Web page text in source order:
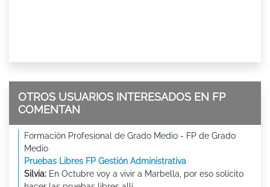
OTROS USUARIOS INTERESADOS EN FP
COMENTAN
Formación Profesional de Grado Medio - FP de Grado
Medio
Pruebas Libres FP Gestión Administrativa
Silvia: En Octubre voy a vivir a Marbella, por eso solicito